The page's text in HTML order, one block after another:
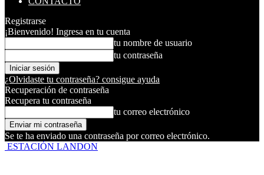
Registrarse
¡Bienvenido! Ingresa en tu cuenta
tu nombre de usuario
tu contraseña
¿Olvidaste tu contraseña? consigue ayuda
Recuperación de contraseña
Recupera tu contraseña
tu correo electrónico
Se te ha enviado una contraseña por correo electrónico.
ESTACIÓN LANDON